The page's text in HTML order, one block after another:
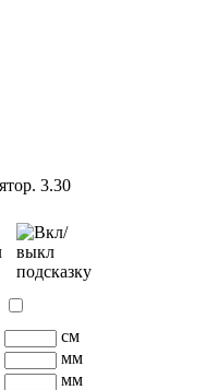
3.30
см
мм
мм